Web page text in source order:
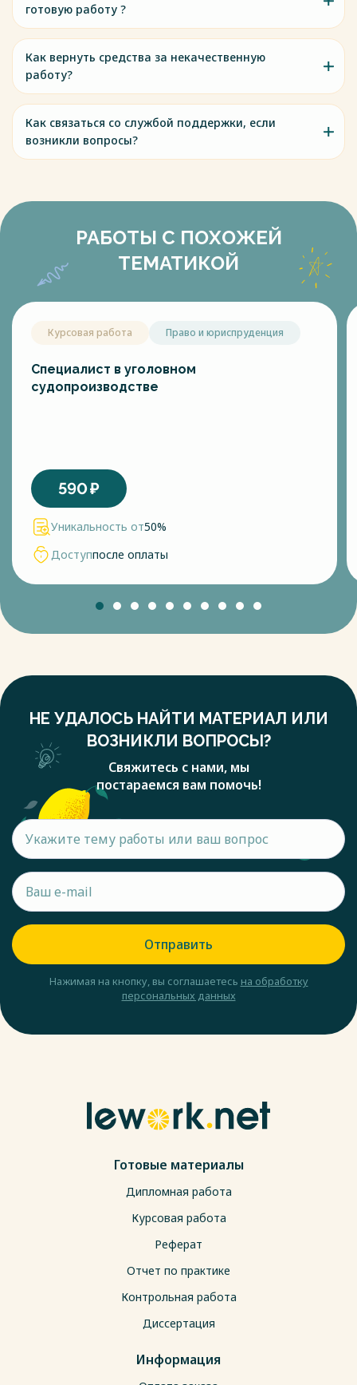
готовую работу ?
Как вернуть средства за некачественную
работу?
Как связаться со службой поддержки, если
возникли вопросы?
РАБОТЫ С ПОХОЖЕЙ
ТЕМАТИКОЙ
Курсовая работа Право и юриспруденция
Специалист в уголовном
судопроизводстве
590₽
Уникальность от50%
Доступпосле оплаты
НЕ УДАЛОСЬ НАЙТИ МАТЕРИАЛ ИЛИ
ВОЗНИКЛИ ВОПРОСЫ?
Свяжитесь с нами, мы
постараемся вам помочь!
Отправить
Нажимая на кнопку, вы соглашаетесь на обработку
персональных данных
Готовые материалы
Дипломная работа
Курсовая работа
Реферат
Отчет по практике
Контрольная работа
Диссертация
Информация